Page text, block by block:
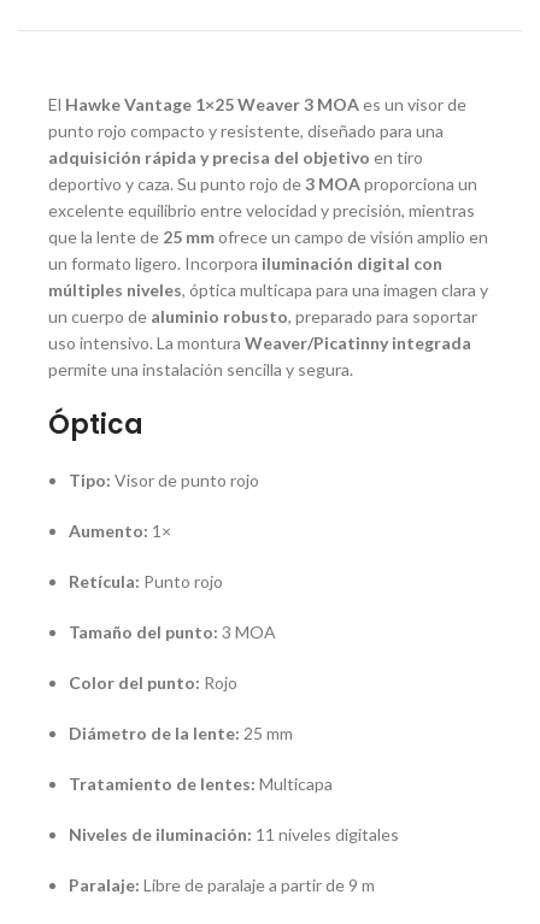
El Hawke Vantage 1×25 Weaver 3 MOAes un visor de
punto rojo compacto y resistente, diseñado para una
adquisición rápida y precisa del objetivo en tiro
deportivo y caza. Su punto rojo de3 MOAproporciona un
excelente equilibrio entre velocidad y precisión, mientras
que la lente de 25 mmofrece un campo de visión amplio en
un formato ligero. Incorpora iluminación digital con
múltiples niveles, óptica multicapa para una imagen clara y
un cuerpo de aluminio robusto, preparado para soportar
uso intensivo. La montura Weaver/Picatinny integrada
permite una instalación sencilla y segura.
Óptica
Tipo: Visor de punto rojo
Aumento: 1×
Retícula: Punto rojo
Tamaño del punto: 3 MOA
Color del punto: Rojo
Diámetro de la lente: 25 mm
Tratamiento de lentes: Multicapa
Niveles de iluminación: 11 niveles digitales
Paralaje: Libre de paralaje a partir de 9 m